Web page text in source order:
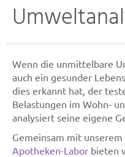
Wenn die unmittelbare
auch ein gesunder
dies erkannt hat, der
Belastungen im Wohn-
analysiert seine eigene
Gemeinsam mit
Apotheken-Labor bieten